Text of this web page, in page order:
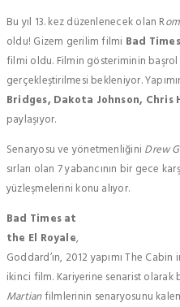
Bu yıl 13. kez düzenlenecek olan R
oldu! Gizem gerilim filmi Bad
filmi oldu. Filmin gösteriminin başrol
gerçekleştirilmesi bekleniyor.
Bridges, Dakota Johnson, Chris
paylaşıyor.
Senaryosu ve yönetmenliğini Drew
sırları olan 7 yabancının bir gece
yüzleşmelerini konu alıyor.
Bad Times at
the El Royale,
Goddard’ın, 2012 yapımı The
ikinci film. Kariyerine senarist olarak
Martianfilmlerinin senaryosunu